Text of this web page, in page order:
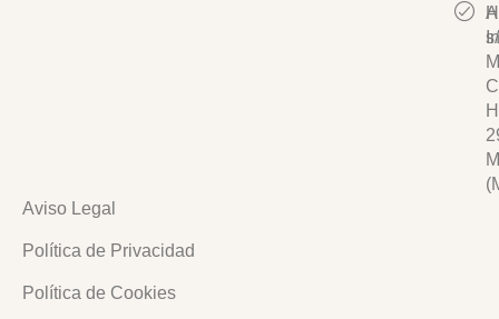
Aviso Legal
Política de Privacidad
Política de Cookies